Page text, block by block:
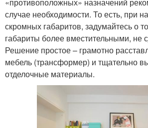
случае необходимости. То есть, при
скромных габаритов, задумайтесь о
габариты более вместительными, не
Решение простое – грамотно
мебель (трансформер) и тщательно
отделочные материалы.